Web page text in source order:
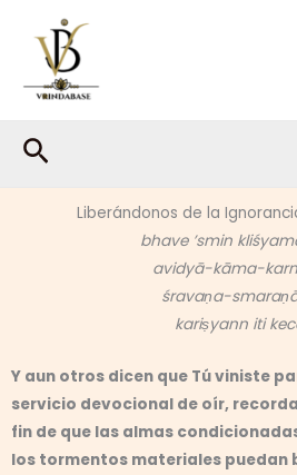
contenido
Buscar
Liberándonos de la
bhave ’smin
avidyā-kāma-
śravaṇa-
kariṣyann iti
Y aun otros dicen que Tú viniste
servicio devocional de oír,
fin de que las almas
los tormentos materiales puedan